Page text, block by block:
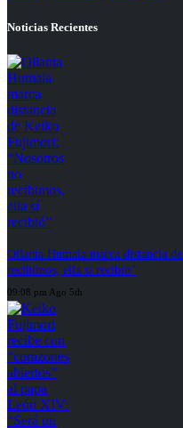
Noticias Recientes
Ollanta Humala marca distancia
recibimos, ella sí recibió”
09:08 pm Ago 5th